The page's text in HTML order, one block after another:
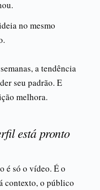
no mesmo
a tendência
seu padrão. E
melhora.
está pronto
é só o vídeo. É o
contexto, o público